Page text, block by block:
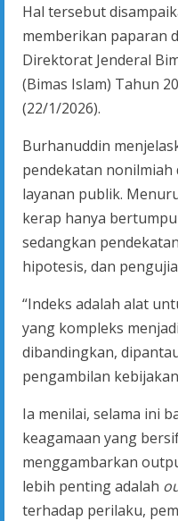
Hal tersebut
memberikan paparan
Direktorat Jenderal
(Bimas Islam) Tahun
(22/1/2026).
Burhanuddin
pendekatan nonilmiah
layanan publik.
kerap hanya
sedangkan
hipotesis, dan
“Indeks adalah alat
yang kompleks
dibandingkan,
pengambilan
Ia menilai, selama ini
keagamaan yang
menggambarkan
lebih penting adalah
terhadap perilaku,